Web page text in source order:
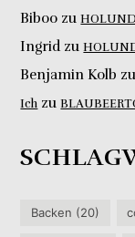
Biboo zu
Ingridzu
Benjamin Kolb
Ich zu
Backen (20)